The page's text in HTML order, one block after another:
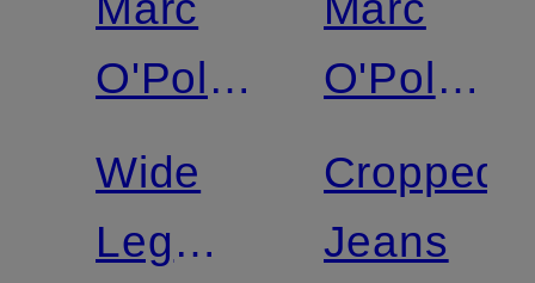
O'Polo
DENIM
Wide
Leg
O'Polo
DENIM
Cropped
Jeans